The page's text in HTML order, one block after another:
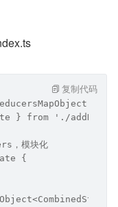
} from './
，模块化
{
复制代码